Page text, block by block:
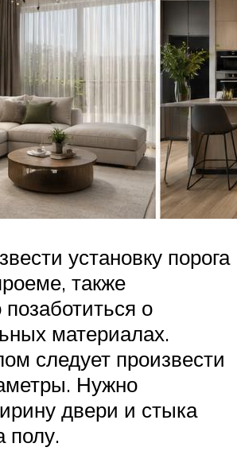
установку порога
также
о
материалах.
следует произвести
Нужно
двери и стыка
полу.